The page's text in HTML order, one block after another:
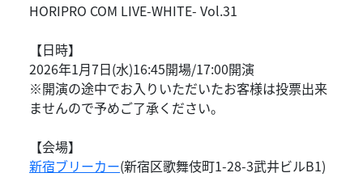
HORIPRO COM LIVE-WHITE- Vol.31
【日時】
2026年1月7日(水)16:45開場/17:00開演
※開演の途中でお入りいただいたお客様は投票出来
ませんので予めご了承ください。
【会場】
新宿ブリーカー(新宿区歌舞伎町1-28-3武井ビルB1)